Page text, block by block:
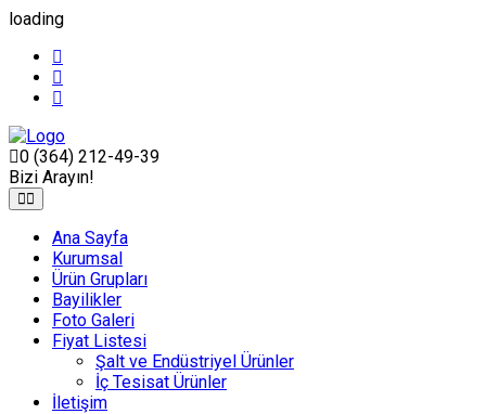
loading
0 (364) 212-49-39
Bizi Arayın!
Ana Sayfa
Kurumsal
Ürün Grupları
Bayilikler
Foto Galeri
Fiyat Listesi
Şalt ve Endüstriyel Ürünler
İç Tesisat Ürünler
İletişim